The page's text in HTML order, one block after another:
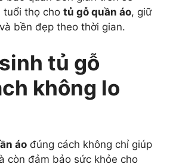
tuổi thọ cho tủ gỗ quần áo, giữ
bền đẹp theo thời gian.
tủ gỗ
không lo
áo đúng cách không chỉ giúp
còn đảm bảo sức khỏe cho